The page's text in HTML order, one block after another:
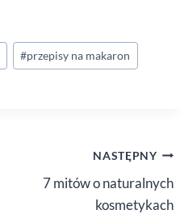
#przepisy na makaron
NASTĘPNY
7 mitów o naturalnych
kosmetykach